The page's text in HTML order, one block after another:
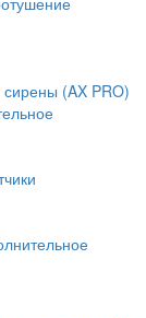
(AX PRO)